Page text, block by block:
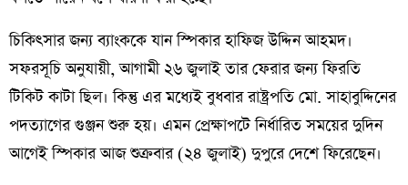
চিকিৎসার জন্য ব্যাংককে যান স্পিকার হাফিজ উদ্দিন আহমদ।
সফরসূচি অনুযায়ী, আগামী ২৬ জুলাই তার ফেরার জন্য ফিরতি
টিকিট কাটা ছিল। কিন্তু এর মধ্যেই বুধবার রাষ্ট্রপতি মো. সাহাবুদ্দিনের
পদত্যাগের গুঞ্জন শুরু হয়। এমন প্রেক্ষাপটে নির্ধারিত সময়ের দুদিন
আগেই স্পিকার আজ শুক্রবার (২৪ জুলাই) দুপুরে দেশে ফিরেছেন।